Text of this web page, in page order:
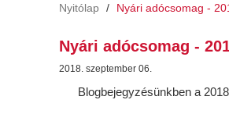
Nyitólap
Nyári adócsomag -
Nyári adócsomag -
2018. szeptember 06.
Blogbejegyzésünkben a